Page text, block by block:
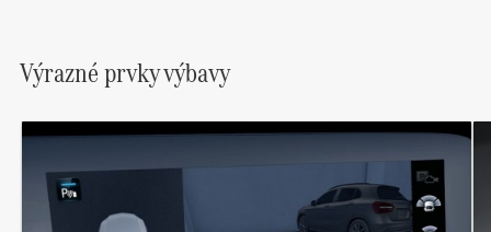
Výrazné prvky výbavy